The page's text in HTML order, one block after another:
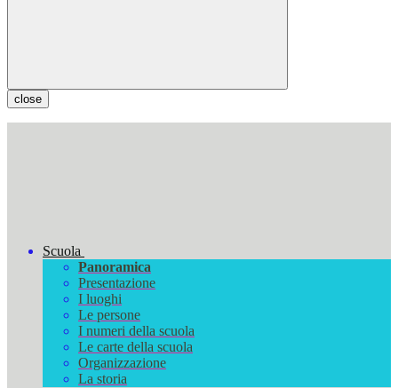
close
Scuola
Panoramica
Presentazione
I luoghi
Le persone
I numeri della scuola
Le carte della scuola
Organizzazione
La storia